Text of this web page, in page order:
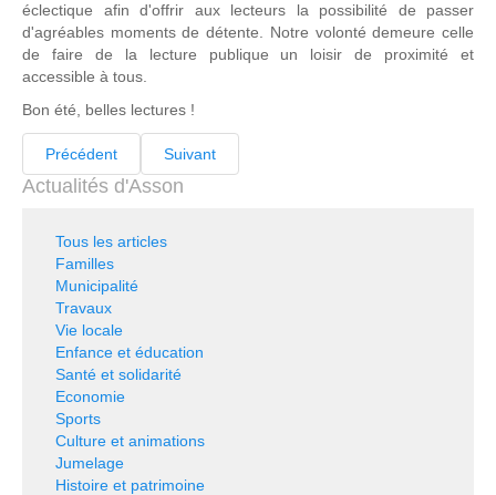
éclectique afin d'offrir aux lecteurs la possibilité de passer
d'agréables moments de détente. Notre volonté demeure celle
de faire de la lecture publique un loisir de proximité et
accessible à tous.
Bon été, belles lectures !
Précédent Suivant
Actualités d'Asson
Tous les articles
Familles
Municipalité
Travaux
Vie locale
Enfance et éducation
Santé et solidarité
Economie
Sports
Culture et animations
Jumelage
Histoire et patrimoine